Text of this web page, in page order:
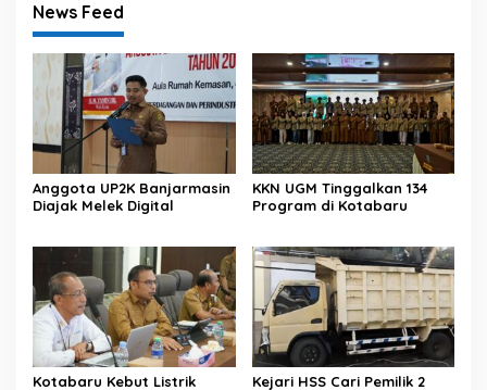
News Feed
Anggota UP2K Banjarmasin
Diajak Melek Digital
KKN UGM Tinggalkan 134
Program di Kotabaru
Kotabaru Kebut Listrik
Kejari HSS Cari Pemilik 2